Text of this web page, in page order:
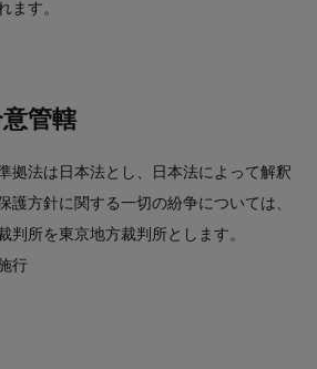
ます。
管轄
拠法は日本法とし、日本法によって解釈
護方針に関する一切の紛争については、
判所を東京地方裁判所とします。
行